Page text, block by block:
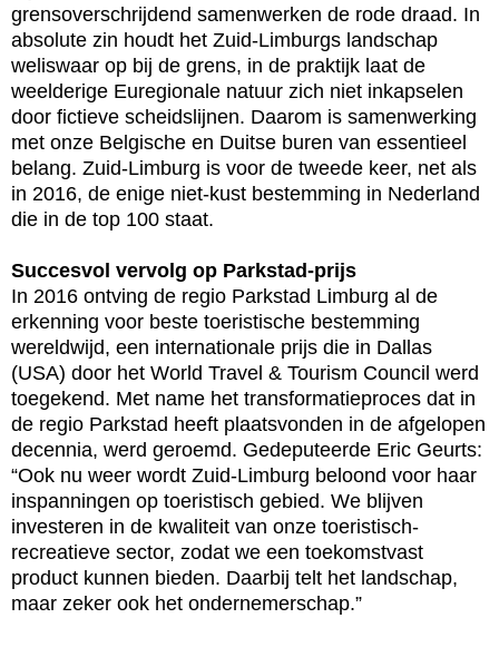
grensoverschrijdend samenwerken de rode draad. In
absolute zin houdt het Zuid-Limburgs landschap
weliswaar op bij de grens, in de praktijk laat de
weelderige Euregionale natuur zich niet inkapselen
door fictieve scheidslijnen. Daarom is samenwerking
met onze Belgische en Duitse buren van essentieel
belang. Zuid-Limburg is voor de tweede keer, net als
in 2016, de enige niet-kust bestemming in Nederland
die in de top 100 staat.
Succesvol vervolg op Parkstad-prijs
In 2016 ontving de regio Parkstad Limburg al de
erkenning voor beste toeristische bestemming
wereldwijd, een internationale prijs die in Dallas
(USA) door het World Travel & Tourism Council werd
toegekend. Met name het transformatieproces dat in
de regio Parkstad heeft plaatsvonden in de afgelopen
decennia, werd geroemd. Gedeputeerde Eric Geurts:
“Ook nu weer wordt Zuid-Limburg beloond voor haar
inspanningen op toeristisch gebied. We blijven
investeren in de kwaliteit van onze toeristisch-
recreatieve sector, zodat we een toekomstvast
product kunnen bieden. Daarbij telt het landschap,
maar zeker ook het ondernemerschap.”